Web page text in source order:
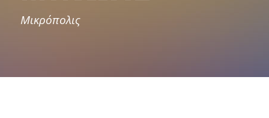
Μικρόπολις